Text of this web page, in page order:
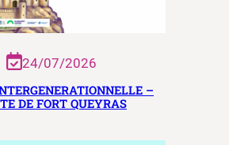
24/07/2026
–
DE FORT QUEYRAS